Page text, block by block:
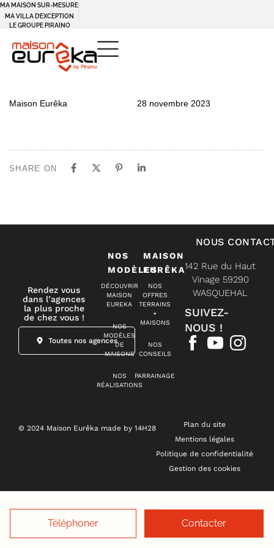
Téléphoner Contacter
MA MAISON SUR-MESURE
MA VILLA D’EXCEPTION
LE GROUPE PIRAINO
IN:
Maison Eurêka
on:
28 novembre 2023
SHARE ON
Rendez vous
dans l’agences
la plus proche
de chez vous !
Toutes nos agences
NOS
MODÈLES
DÉCOUVRIR
MAISON
EUREKA
NOS
MODÈLES
DE
MAISONS
NOS
RÉALISATIONS
MAISON
EURÊKA
NOS
OFFRES
TERRAINS
+
MAISONS
NOS
CONSEILS
PARRAINAGE
NOUS
142 Rue du Haut
Vinage 59290
WASQUEHAL
SUIVEZ-
NOUS !
© 2024 Maison Eurêka made by 14H28
Plan du site
Mentions légales
Politique de confidentialité
Gestion des cookies